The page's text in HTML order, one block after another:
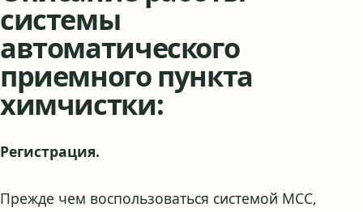
системы
автоматического
приемного пункта
химчистки:
Регистрация.
Прежде чем воспользоваться системой МСС,